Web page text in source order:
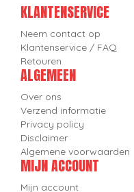
KLANTENSERVICE
Neem contact op
Klantenservice / FAQ
Retouren
ALGEMEEN
Over ons
Verzend informatie
Privacy policy
Disclaimer
Algemene voorwaarden
MIJN ACCOUNT
Mijn account